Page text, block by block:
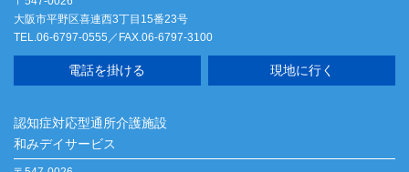
大阪市平野区喜連西3丁目15番23号
TEL.06-6797-0555／FAX.06-6797-3100
電話を掛ける 現地に行く
認知症対応型通所介護施設
和みデイサービス